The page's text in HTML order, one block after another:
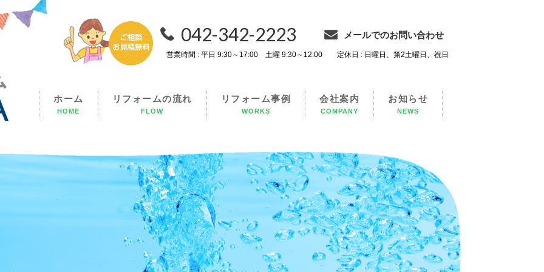
042-342-2223 メールでのお問い合わせ
営業時間 : 平日 9:30～17:00 土曜 9:30～12:00 定休日 : 日曜日、第2土曜日、祝日
ホーム
HOME
リフォームの流れ
FLOW
リフォーム事例
WORKS
会社案内
COMPANY
お知らせ
NEWS